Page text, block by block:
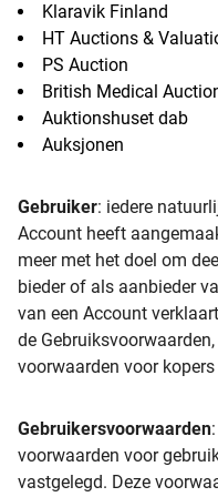
Klaravik Finland
HT Auctions &
PS Auction
British Medical
Auktionshuset dab
Auksjonen
Gebruiker: iedere
Account heeft
meer met het doel om
bieder of als aanbieder
van een Account
de
voorwaarden voor
Gebruikersvoorwaarden
voorwaarden voor
vastgelegd. Deze